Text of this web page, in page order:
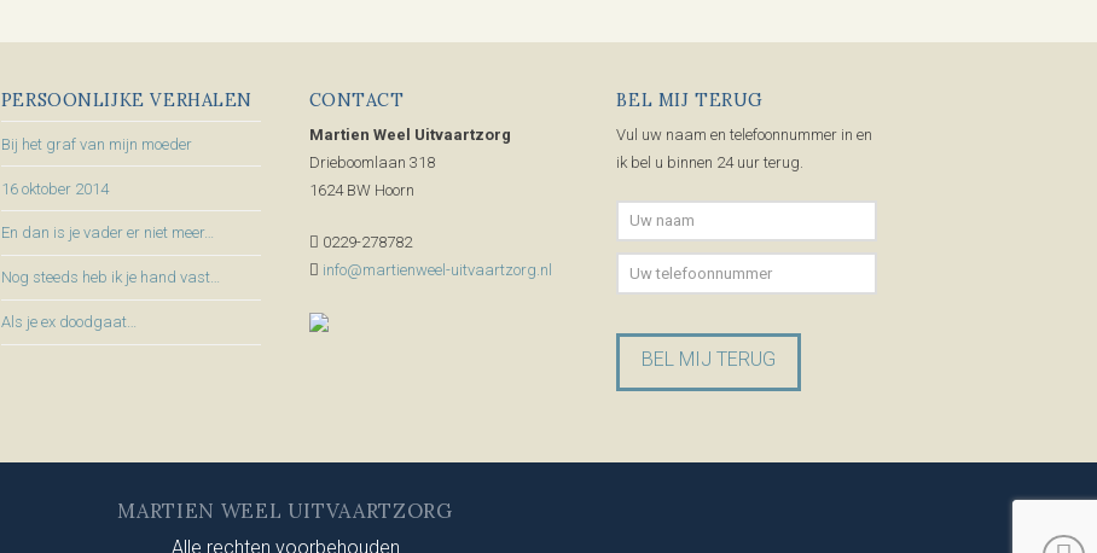
PERSOONLIJKE VERHALEN
Bij het graf van mijn moeder
16 oktober 2014
En dan is je vader er niet meer…
Nog steeds heb ik je hand vast…
Als je ex doodgaat…
CONTACT
Martien Weel Uitvaartzorg
Drieboomlaan 318
1624 BW Hoorn
0229-278782
info@martienweel-uitvaartzorg.nl
BEL MIJ TERUG
Vul uw naam en telefoonnummer in en
ik bel u binnen 24 uur terug.
MARTIEN WEEL UITVAARTZORG
Alle rechten voorbehouden